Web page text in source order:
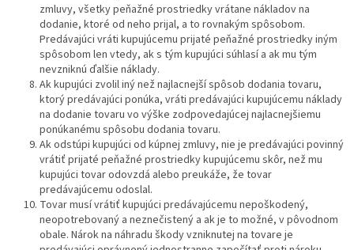
zmluvy, všetky peňažné prostriedky vrátane nákladov na
dodanie, ktoré od neho prijal, a to rovnakým spôsobom.
Predávajúci vráti kupujúcemu prijaté peňažné prostriedky iným
spôsobom len vtedy, ak s tým kupujúci súhlasí a ak mu tým
nevzniknú ďalšie náklady.
Ak kupujúci zvolil iný než najlacnejší spôsob dodania tovaru,
ktorý predávajúci ponúka, vráti predávajúci kupujúcemu náklady
na dodanie tovaru vo výške zodpovedajúcej najlacnejšiemu
ponúkanému spôsobu dodania tovaru.
Ak odstúpi kupujúci od kúpnej zmluvy, nie je predávajúci povinný
vrátiť prijaté peňažné prostriedky kupujúcemu skôr, než mu
kupujúci tovar odovzdá alebo preukáže, že tovar
predávajúcemu odoslal.
Tovar musí vrátiť kupujúci predávajúcemu nepoškodený,
neopotrebovaný a neznečistený a ak je to možné, v pôvodnom
obale. Nárok na náhradu škody vzniknutej na tovare je